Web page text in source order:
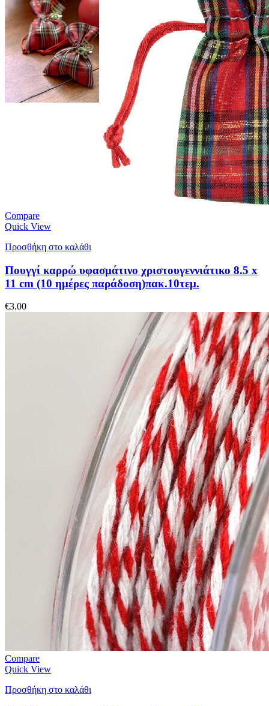
Compare
Quick View
Προσθήκη στο καλάθι
Πουγγί καρρώ υφασμάτινο χριστουγεννιάτικο 8.5 x
11 cm (10 ημέρες παράδοση)πακ.10τεμ.
€3.00
Compare
Quick View
Προσθήκη στο καλάθι